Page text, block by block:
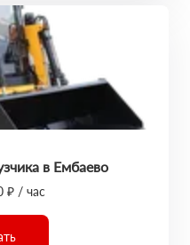
в Ембаево
₽ / час